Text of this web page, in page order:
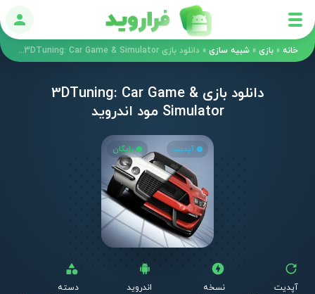
ورود
خانه » بازی » شبیه سازی » دانلود بازی 3DTuning: Car Game & Simulator مود اندروید
دانلود بازی 3DTuning: Car Game &
Simulator مود اندروید
آپدیت رایگان
آپدیت
نسخه
اندروید
دسته